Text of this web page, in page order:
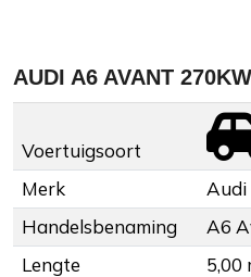
AUDI A6 AVANT
Voertuigsoort
Merk
Audi
Handelsbenaming
A6
Lengte
5,00